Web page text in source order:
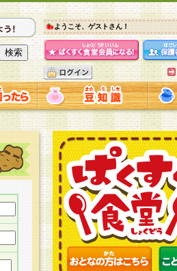
ようこそ、ゲストさん！